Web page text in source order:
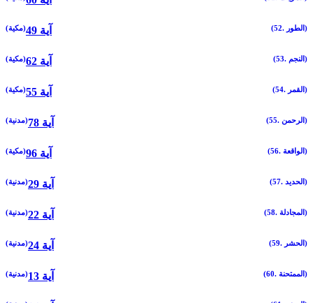
(52. الطور) (مكية) 49 آية
(53. النجم) (مكية) 62 آية
(54. القمر) (مكية) 55 آية
(55. الرحمن) (مدنية) 78 آية
(56. الواقعة) (مكية) 96 آية
(57. الحديد) (مدنية) 29 آية
(58. المجادلة) (مدنية) 22 آية
(59. الحشر) (مدنية) 24 آية
(60. الممتحنة) (مدنية) 13 آية